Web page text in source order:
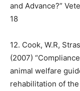
and Advance?”
18
12. Cook, W.R,
(2007)
animal welfare
rehabilitation of the